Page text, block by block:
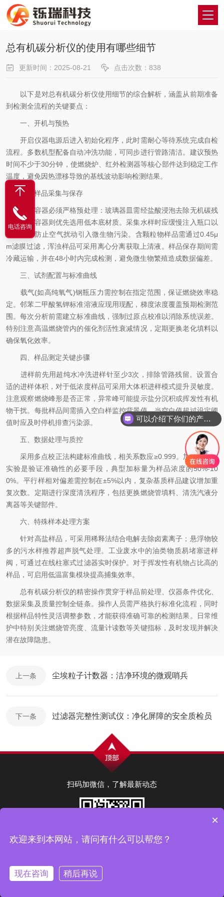
总有机碳分析仪的使用有哪些细节
更新时间：2025-08-21 点击次数：838
以下是对总有机碳分析仪使用细节的综合解析，涵盖从前期准备
到检测全流程的关键要点：
一、开机与预热
开启仪器电源后进入初始化程序，此时需耐心等待系统完成自检
流程。多数机型配备自动冲洗功能，可同步进行管路清洁。建议预热
时间不少于30分钟，使燃烧炉、红外检测器等核心部件达到稳定工作
温度，避免因热漂移导致的基线波动影响检测结果。
二、样品采集与保存
采样容器必须严格预处理：玻璃器皿需经盐酸浸泡去除无机碳残
留，塑料容器则优先选用低本底材质。采集水样时应缓慢注入瓶口以
下位置，防止空气扰动引入微生物污染。含颗粒物样品需通过​0.45μ
m滤膜过滤，浑浊样品可采用离心分离获取上清液。样品保存期间需
冷藏运输，并在48小时内完成检测，避免微生物繁殖造成数据偏差。
三、试剂配置与标准曲线
载气(如高纯氧气)钢瓶压力需控制在指定范围，保证燃烧效率稳
定。邻苯二甲酸氢钾标准溶液应现用现配，梯度浓度覆盖预期检测范
围。每次分析前需建立标准曲线，强制过原点校准以消除系统误差。
特别注意高温燃烧管内的催化剂活性衰减情况，定期更换老化填料以
确保氧化效率。
四、样品测定关键步骤
进样前先用超纯水冲洗进样针至少3次，排除管路残留。设置合
适的进样体积，对于低浓度样品可采用大体积进样模式提升灵敏度。
注意观察燃烧峰形是否正常，异常峰可能提示盐分沉积或挥发性有机
物干扰。每批样品间需插入空白样监控背景值，当空白值超过设定阈
值时应及时停机排查污染源。
五、数据处理与质控
采用多点校正法构建标准曲线，相关系数应≥0.999。加标回收率
实验是验证准确性的必要手段，典型加标量为样品浓度的50%-10
0%。平行样相对偏差需控制在±5%以内，复杂基质样品建议增加重
复次数。定期进行深度清洗程序，包括更换燃烧管填料、清洗汽液分
离器等关键部件。
六、特殊样本处理方案
针对高盐样品，可采用稀释法结合电解去除卤素离子；悬浮物较
多的污水样推荐超声脱气处理。工业废水中的油类物质易堵塞进样
阀，可通过在线柱塞式过滤器实时保护。对于挥发性有机物占比高的
样品，可启用低温富集模块提高捕集效率。
总有机碳分析仪的精密操作贯穿于样品前处理、仪器条件优化、
数据采集及质量控制全链条。操作人员需严格执行标准化流程，同时
根据样品特性灵活调整参数，才能获得准确可靠的检测结果。日常维
护中特别关注燃烧管亮度、流量计读数等关键指标，及时发现并解决
潜在故障隐患。
上一条 尘埃粒子计数器：洁净环境的微观哨兵
下一条 过滤器完整性测试仪：净化屏障的安全质检员
扫码加微信，了解最新动态
Copyright © 2026 广东铄瑞科技有限公司版权所有
电话咨询
可以介绍下你们的产品么
×
欢迎来到本网站，请问有什么可以帮您？
现在咨询 稍后再说